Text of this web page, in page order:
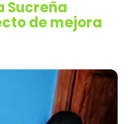
Sucreña
de mejora